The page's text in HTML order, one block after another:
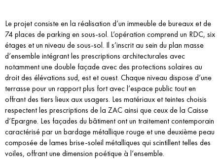
Le projet consiste en la réalisation d’un immeuble de bureaux et de
74 places de parking en sous-sol. L’opération comprend un RDC, six
étages et un niveau de sous-sol. Il s’inscrit au sein du plan masse
d’ensemble intégrant les prescriptions architecturales avec
notamment une double façade avec des protections solaires au
droit des élévations sud, est et ouest. Chaque niveau dispose d’une
terrasse pour un rapport plus fort avec l’espace public tout en
offrant des tiers lieux aux usagers. Les matériaux et teintes choisis
respectent les prescriptions de la ZAC ainsi que ceux de la Caisse
d’Epargne. Les façades du bâtiment ont un traitement contemporain
caractérisé par un bardage métallique rouge et une deuxième peau
composée de lames brise-soleil métalliques qui scintillent telles des
voiles, offrant une dimension poétique à l’ensemble.